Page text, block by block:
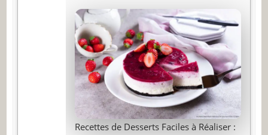
Recettes de Desserts Faciles à Réaliser :